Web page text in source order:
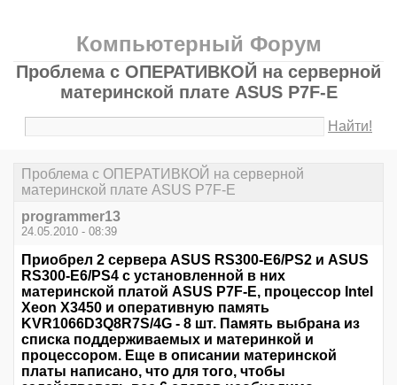
Компьютерный Форум
Проблема с ОПЕРАТИВКОЙ на серверной
материнской плате ASUS P7F-E
Найти!
Проблема с ОПЕРАТИВКОЙ на серверной
материнской плате ASUS P7F-E
programmer13
24.05.2010 - 08:39
Приобрел 2 сервера ASUS RS300-E6/PS2 и ASUS
RS300-E6/PS4 с установленной в них
материнской платой ASUS P7F-E, процессор Intel
Xeon X3450 и оперативную память
KVR1066D3Q8R7S/4G - 8 шт. Память выбрана из
списка поддерживаемых и материнкой и
процессором. Еще в описании материнской
платы написано, что для того, чтобы